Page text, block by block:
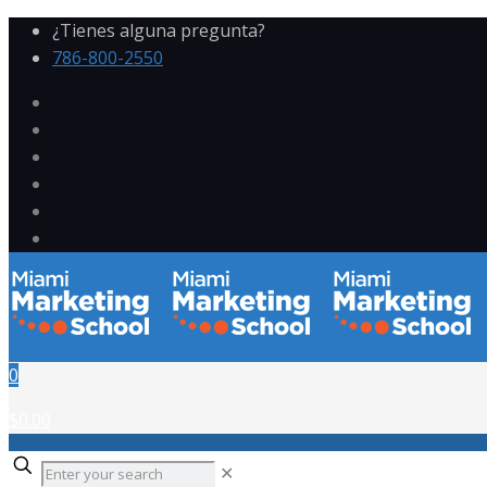
¿Tienes alguna pregunta?
786-800-2550
0
✕